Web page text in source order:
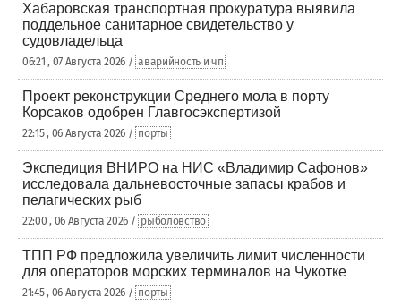
Хабаровская транспортная прокуратура выявила
поддельное санитарное свидетельство у
судовладельца
06:21 , 07 Августа 2026 / аварийность и чп
Проект реконструкции Среднего мола в порту
Корсаков одобрен Главгосэкспертизой
22:15 , 06 Августа 2026 / порты
Экспедиция ВНИРО на НИС «Владимир Сафонов»
исследовала дальневосточные запасы крабов и
пелагических рыб
22:00 , 06 Августа 2026 / рыболовство
ТПП РФ предложила увеличить лимит численности
для операторов морских терминалов на Чукотке
21:45 , 06 Августа 2026 / порты